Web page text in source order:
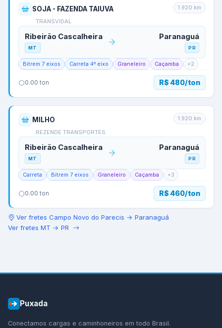
SOJA - FAZENDA TAIUVA
TRANSVIDAL
1.920 km
Ribeirão Cascalheira
MT
Paranaguá
PR
Bitrem 7 eixos Carreta 4º eixo Graneleiro Caçamba +2
0.00 ton R$ 480/ton
MILHO
REZENDE TRANSPORTES
1.920 km
Ribeirão Cascalheira
MT
Paranaguá
PR
Carreta Bitrem 7 eixos Graneleiro Caçamba +3
0.00 ton R$ 460/ton
Ver fretes Campo Novo do Parecis → Paranaguá
Ver fretes MT → PR
Puxada
Conectamos cargas e caminhoneiros em todo Brasil.